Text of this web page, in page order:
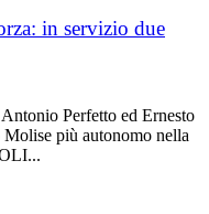
in servizio due
Perfetto ed Ernesto
più autonomo nella